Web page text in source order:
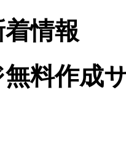
情報
料作成